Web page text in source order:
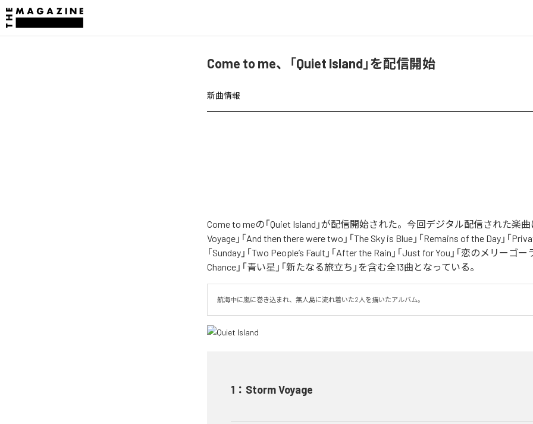
Come to me、「Quiet Island」を配信開始
新曲情報
Come to meの「Quiet Island」が配信開始された。今回デジタル配信された楽曲
Voyage」「And then there were two」「The Sky is Blue」「Remains of the Day」「
「Sunday」「Two People’s Fault」「After the Rain」「Just for You」「恋のメリーゴー
Chance」「青い星」「新たなる旅立ち」を含む全13曲となっている。
航海中に嵐に巻き込まれ、無人島に流れ着いた2人を描いたアルバム。
1 ： Storm Voyage